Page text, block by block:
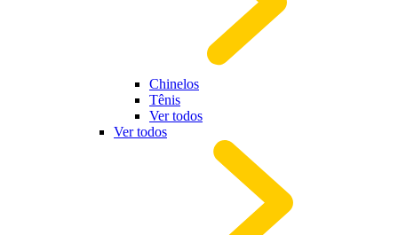
Chinelos
Tênis
Ver todos
Ver todos